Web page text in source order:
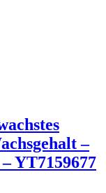
–
YT7159677